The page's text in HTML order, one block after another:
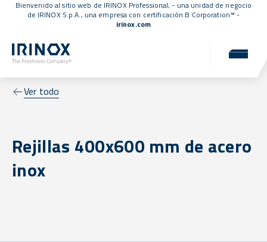
Bienvenido al sitio web de IRINOX Professional, - una unidad de negocio
de IRINOX S.p.A., una empresa con certificación B Corporation™ -
irinox.com
Ver todo
Rejillas 400x600 mm de acero
inox